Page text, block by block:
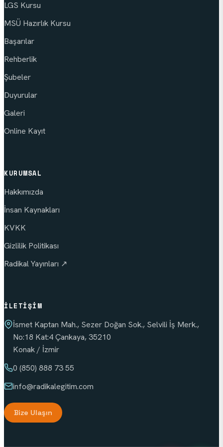
LGS Kursu
MSÜ Hazırlık Kursu
Başarılar
Rehberlik
Şubeler
Duyurular
Galeri
Online Kayıt
KURUMSAL
Hakkımızda
İnsan Kaynakları
KVKK
Gizlilik Politikası
Radikal Yayınları ↗
İLETIŞIM
İsmet Kaptan Mah., Sezer Doğan Sok., Selvili İş Merk.,
No:18 Kat:4 Çankaya, 35210
Konak / İzmir
0 (850) 888 73 55
info@radikalegitim.com
Bize Ulaşın